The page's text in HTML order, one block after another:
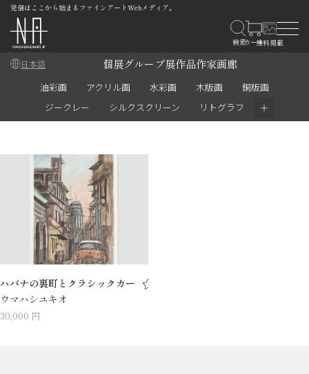
発信はここから始まるファインアートWebメディア。
日本語 個展グループ展作品作家画廊
油彩画 アクリル画 水彩画 木版画
銅版画
ジークレー
シルクスクリーン リトグラフ ＋
ハバナの裏町とクラシックカー
ウマハシユキオ
30,000 円